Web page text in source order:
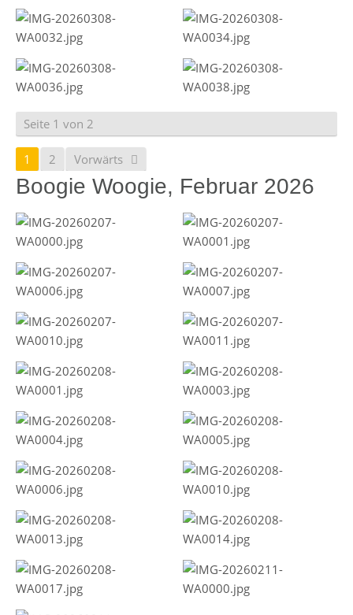
Seite 1 von 2
1 2 Vorwärts
Boogie Woogie, Februar 2026